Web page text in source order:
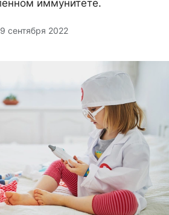
иммунитете.
9 сентября 2022